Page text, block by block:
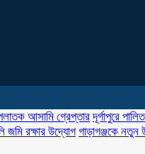
আসামি গ্রেপ্তার ‎দূর্গাপুরে
জমি রক্ষার উদ্যোগ গাড়াগঞ্জকে নতুন